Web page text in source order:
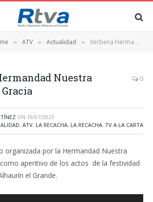
» ATV » Actualidad » Verbena Hermandad Nuestra Señora de Gracia
Nuestra
0
ON 19/07/2023
, ATV, LA RECACHA, LA RECACHA, TV A LA CARTA
organizada por la Hermandad Nuestra
aperitivo de los actos de la festividad
el Grande.